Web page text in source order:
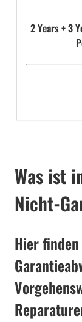
2 Years + 3
Was ist
Nicht-
Hier